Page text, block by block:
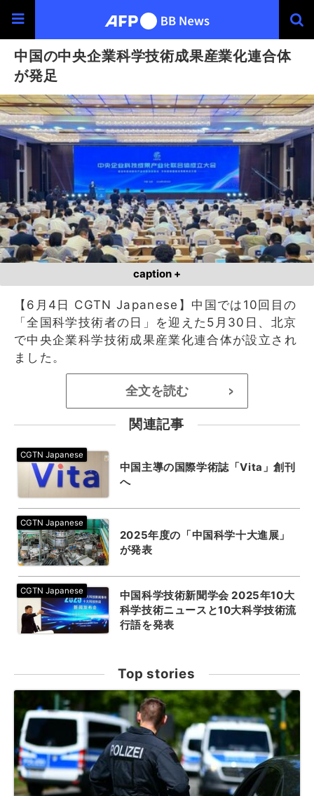
中国の中央企業科学技術成果産業化連合体
が発足
caption +
【6月4日 CGTN Japanese】中国では10回目の
「全国科学技術者の日」を迎えた5月30日、北京
で中央企業科学技術成果産業化連合体が設立され
ました。
全文を読む >
関連記事
中国主導の国際学術誌「Vita」創刊
へ
2025年度の「中国科学十大進展」
が発表
中国科学技術新聞学会 2025年10大
科学技術ニュースと10大科学技術流
行語を発表
Top stories